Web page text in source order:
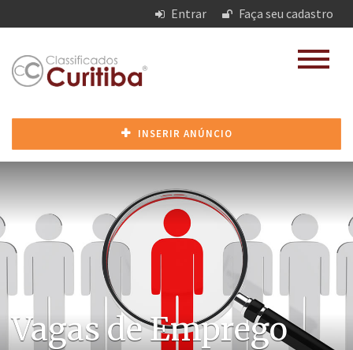
Entrar Faça seu cadastro
INSERIR ANÚNCIO
Vagas de Emprego